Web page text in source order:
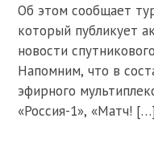
Об этом сообщает
который публикует
новости
Напомним, что в
эфирного
«Россия-1», «Матч! […]